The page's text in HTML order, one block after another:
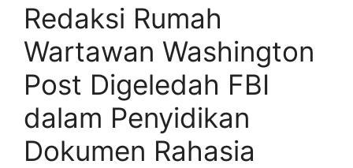
Redaksi Rumah
Wartawan Washington
Post Digeledah FBI
dalam Penyidikan
Dokumen Rahasia